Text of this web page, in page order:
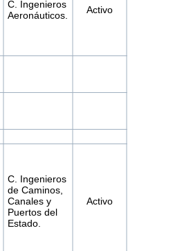
C. Ingenieros
Aeronáuticos.
Activo
C. Ingenieros
de Caminos,
Canales y
Puertos del
Estado.
Activo